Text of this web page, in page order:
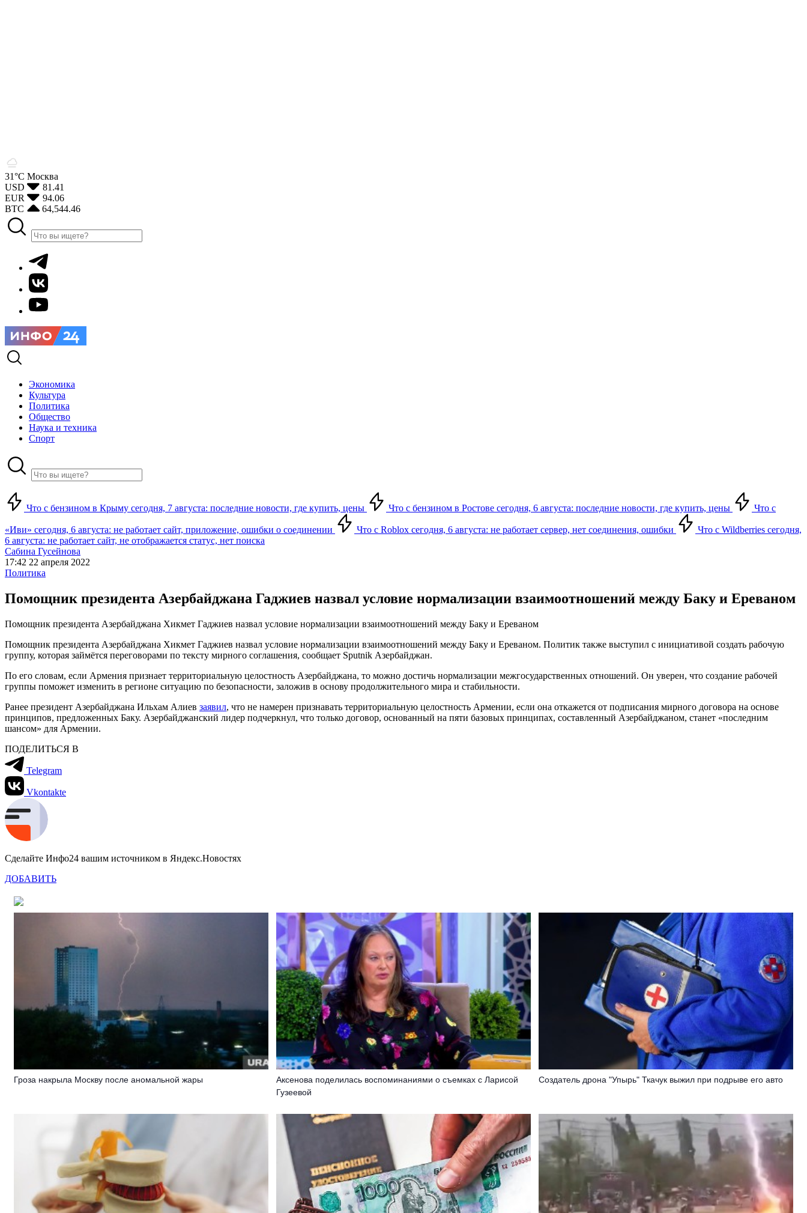
31°С Москва
USD
81.41
EUR
94.06
BTC
64,544.46
Экономика
Культура
Политика
Общество
Наука и техника
Спорт
Что с бензином в Крыму сегодня, 7 августа: последние новости, где купить, цены Что с бензином в Ростове сегодня, 6 августа: последние новости, где купить, цены Что с
«Иви» сегодня, 6 августа: не работает сайт, приложение, ошибки о соединении Что с Roblox сегодня, 6 августа: не работает сервер, нет соединения, ошибки
Что с Wildberries сегодня,
6 августа: не работает сайт, не отображается статус, нет поиска
Сабина Гусейнова
17:42 22 апреля 2022
Политика
Помощник президента Азербайджана Гаджиев назвал условие нормализации взаимоотношений между Баку и Ереваном
Помощник президента Азербайджана Хикмет Гаджиев назвал условие нормализации взаимоотношений между Баку и Ереваном
Помощник президента Азербайджана Хикмет Гаджиев назвал условие нормализации взаимоотношений между Баку и Ереваном. Политик также выступил с инициативой создать рабочую
группу, которая займётся переговорами по тексту мирного соглашения, сообщает Sputnik Азербайджан.
По его словам, если Армения признает территориальную целостность Азербайджана, то можно достичь нормализации межгосударственных отношений. Он уверен, что создание рабочей
группы поможет изменить в регионе ситуацию по безопасности, заложив в основу продолжительного мира и стабильности.
Ранее президент Азербайджана Ильхам Алиев заявил, что не намерен признавать территориальную целостность Армении, если она откажется от подписания мирного договора на основе
принципов, предложенных Баку. Азербайджанский лидер подчеркнул, что только договор, основанный на пяти базовых принципах, составленный Азербайджаном, станет «последним
шансом» для Армении.
ПОДЕЛИТЬСЯ В
Telegram
Vkontakte
Сделайте Инфо24 вашим источником в Яндекс.Новостях
ДОБАВИТЬ
Гроза накрыла Москву после аномальной жары
Аксенова поделилась воспоминаниями о съемках с Ларисой
Гузеевой
Создатель дрона "Упырь" Ткачук выжил при подрыве его авто